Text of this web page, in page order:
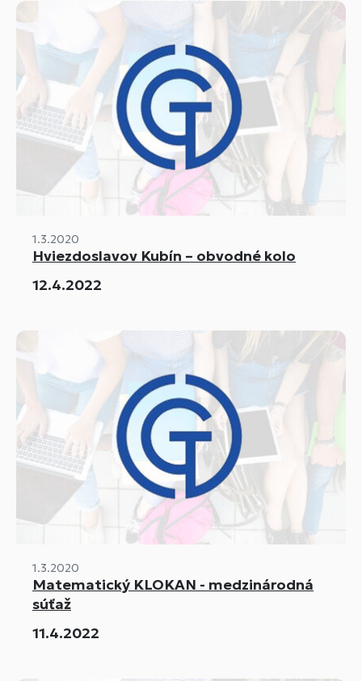
1.3.2020
Hviezdoslavov Kubín – obvodné kolo
12.4.2022
1.3.2020
Matematický KLOKAN - medzinárodná
súťaž
11.4.2022